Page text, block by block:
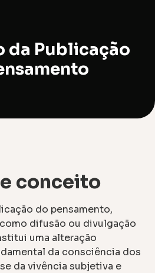
da Publicação
conceito
do pensamento,
difusão ou divulgação
uma alteração
da consciência dos
da vivência subjetiva e